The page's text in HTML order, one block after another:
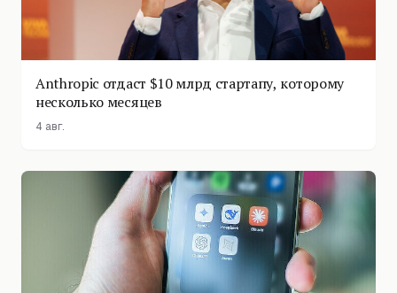
Anthropic отдаст $10 млрд стартапу, которому
несколько месяцев
4 авг.